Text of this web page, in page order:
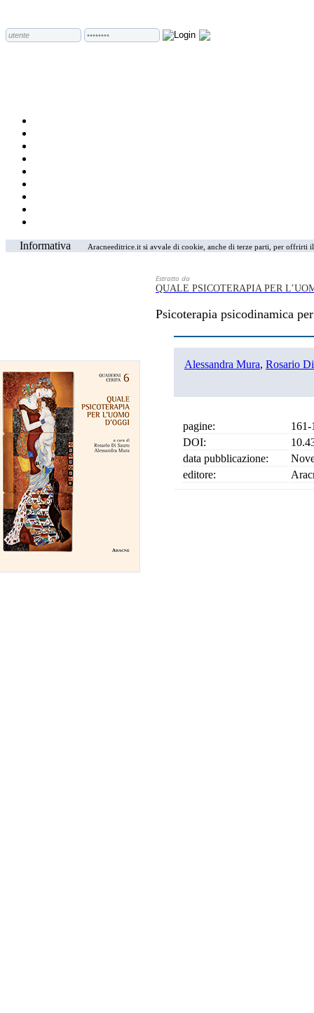
Informativa Aracneeditrice.it si avvale di cookie, anche di terze parti, per
Estratto da
QUALE PSICOTERAPIA PER
Psicoterapia psicodinamica
Alessandra Mura, Rosario
pagine:
161-
DOI:
data pubblicazione:
editore: